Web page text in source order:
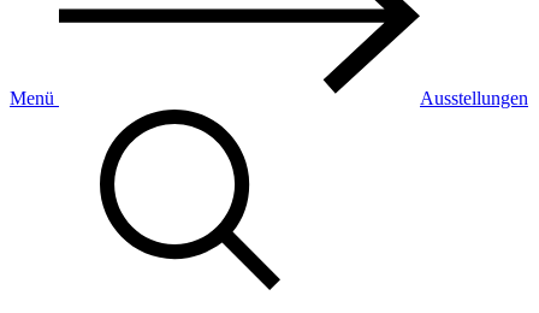
Menü Ausstellungen